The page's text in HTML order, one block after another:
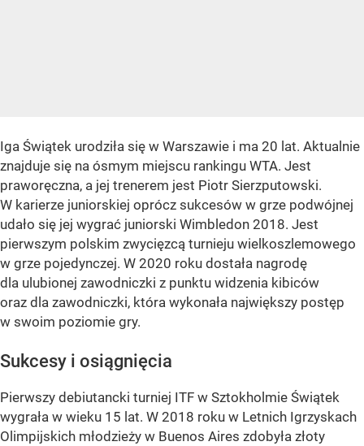
Iga Świątek urodziła się w Warszawie i ma 20 lat. Aktualnie
znajduje się na ósmym miejscu rankingu WTA. Jest
praworęczna, a jej trenerem jest Piotr Sierzputowski.
W karierze juniorskiej oprócz sukcesów w grze podwójnej
udało się jej wygrać juniorski Wimbledon 2018. Jest
pierwszym polskim zwycięzcą turnieju wielkoszlemowego
w grze pojedynczej. W 2020 roku dostała nagrodę
dla ulubionej zawodniczki z punktu widzenia kibiców
oraz dla zawodniczki, która wykonała największy postęp
w swoim poziomie gry.
Sukcesy i osiągnięcia
Pierwszy debiutancki turniej ITF w Sztokholmie Świątek
wygrała w wieku 15 lat. W 2018 roku w Letnich Igrzyskach
Olimpijskich młodzieży w Buenos Aires zdobyła złoty